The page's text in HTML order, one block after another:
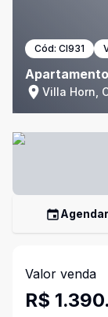
Cód: CI931
Villa Horn,
Valor venda
R$